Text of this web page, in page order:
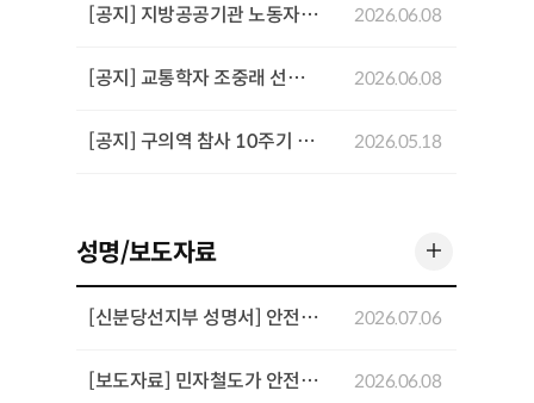
[공지] 지방공공기관 노동자 공동투쟁 결의대회 개최 2026.06.08
[공지] 교통학자 조중래 선생 4주기 추념 좌담회 개최 2026.06.08
[공지] 구의역 참사 10주기 추모기간 주요 일정 2026.05.18
성명/보도자료
[신분당선지부 성명서] 안전과 전문성을 희생시키는 「UTO 고도화를 위한 운영인력 재설계 방안」을 반대한다 2026.07.06
[보도자료] 민자철도가 안전을 위협한다: GTX-A 삼성역 철근 누락 사태로 본 민자철도 안전문제 기자회견 2026.06.08